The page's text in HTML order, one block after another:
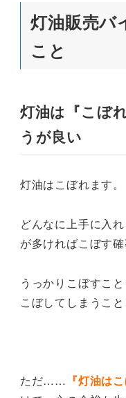
灯油販売バ
こと
灯油は『こぼ
うが良い
灯油はこぼれます。
どんなに上手に入
が多ければこぼす確
うっかりこぼすこ
こぼしてしまうこと
ただ…… 『灯油は